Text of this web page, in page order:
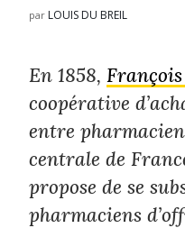
par LOUIS DU BREIL
En 1858,
coopérative
entre
centrale de
propose de se
pharmaciens